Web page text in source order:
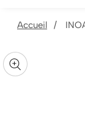
Accueil
aux
le
Galerie